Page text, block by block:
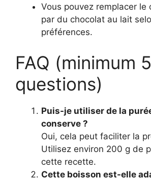
Vous pouvez remplacer le
par du chocolat au lait
préférences.
FAQ (minimum 5
questions)
Puis-je utiliser de la
conserve ?
Oui, cela peut faciliter la
Utilisez environ 200 g de
cette recette.
Cette boisson est-elle